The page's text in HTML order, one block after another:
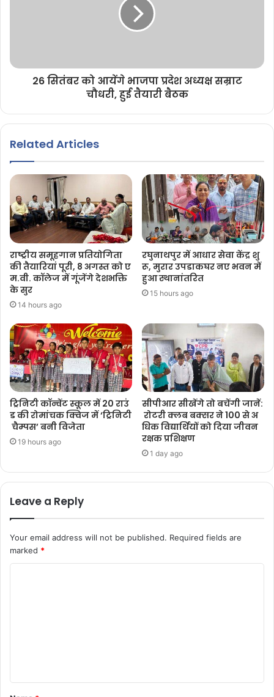
26 सितंबर को आयेंगे भाजपा प्रदेश अध्यक्ष सम्राट
चौधरी, हुई तैयारी बैठक
Related Articles
राष्ट्रीय समूहगान प्रतियोगिता
की तैयारियां पूरी, 8 अगस्त को ए
म.वी. कॉलेज में गूंजेंगे देशभक्ति
के सुर
14 hours ago
रघुनाथपुर में आधार सेवा केंद्र शु
रू, मुरार उपडाकघर नए भवन में
हुआ स्थानांतरित
15 hours ago
ट्रिनिटी कॉन्वेंट स्कूल में 20 राउं
ड की रोमांचक क्विज में ‘ट्रिनिटी
चैम्पस’ बनी विजेता
19 hours ago
सीपीआर सीखेंगे तो बचेंगी जानें:
रोटरी क्लब बक्सर ने 100 से अ
धिक विद्यार्थियों को दिया जीवन
रक्षक प्रशिक्षण
1 day ago
Leave a Reply
Your email address will not be published. Required fields are
marked *